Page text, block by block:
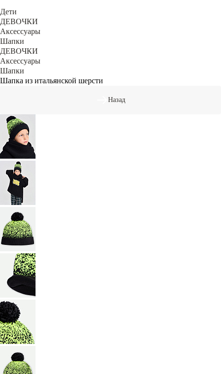
Дети
ДЕВОЧКИ
Аксессуары
Шапки
ДЕВОЧКИ
Аксессуары
Шапки
Шапка из итальянской шерсти
Назад